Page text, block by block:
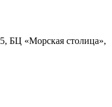
БЦ «Морская столица»,